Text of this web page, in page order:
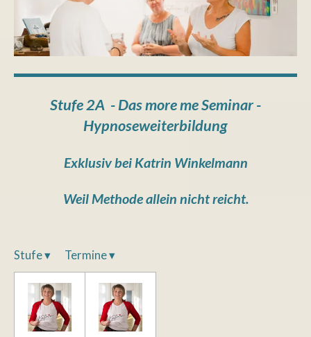
Stufe 2A - Das more me Seminar -
Hypnoseweiterbildung
Exklusiv bei Katrin Winkelmann
Weil Methode allein nicht reicht.
Stufe▾ Termine▾